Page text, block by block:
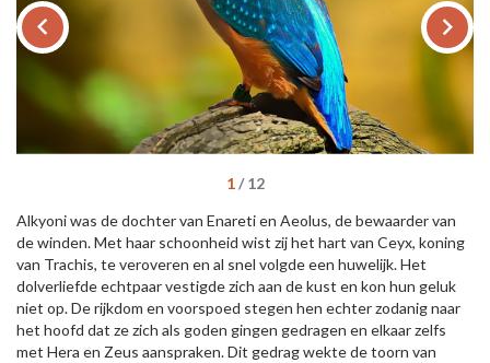
keyboard_arrow_left keyboard_arrow_right
1/12
Alkyoni was de dochter van Enareti en Aeolus, de bewaarder van
de winden. Met haar schoonheid wist zij het hart van Ceyx, koning
van Trachis, te veroveren en al snel volgde een huwelijk. Het
dolverliefde echtpaar vestigde zich aan de kust en kon hun geluk
niet op. De rijkdom en voorspoed stegen hen echter zodanig naar
het hoofd dat ze zich als goden gingen gedragen en elkaar zelfs
met Hera en Zeus aanspraken. Dit gedrag wekte de toorn van